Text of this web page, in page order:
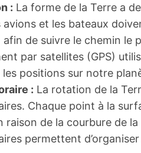
: La forme de la Terre a
avions et les bateaux
afin de suivre le chemin le
par satellites (GPS)
positions sur notre
: La rotation de la
Chaque point à la
raison de la courbure de
permettent